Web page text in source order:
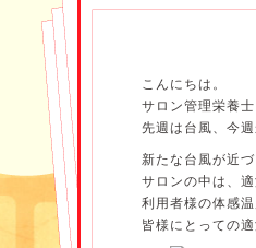
くさんいらっし
ご利用者様にも
を企画していこ
こんにちは。
サロン管理栄養
先週は台風、今
新たな台風が近
サロンの中は、
利用者様の体感温
皆様にとっての